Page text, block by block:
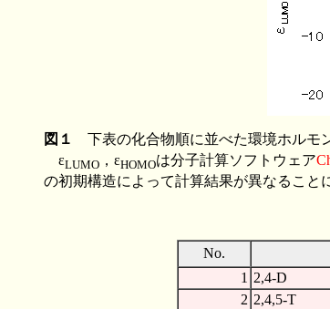
図１ 下表の化合物順に並べた環境ホルモ
εLUMO ，εHOMOは分子計算ソフトウェア
の初期構造によって計算結果が異なること
No.
1 2,4-D
2 2,4,5-T